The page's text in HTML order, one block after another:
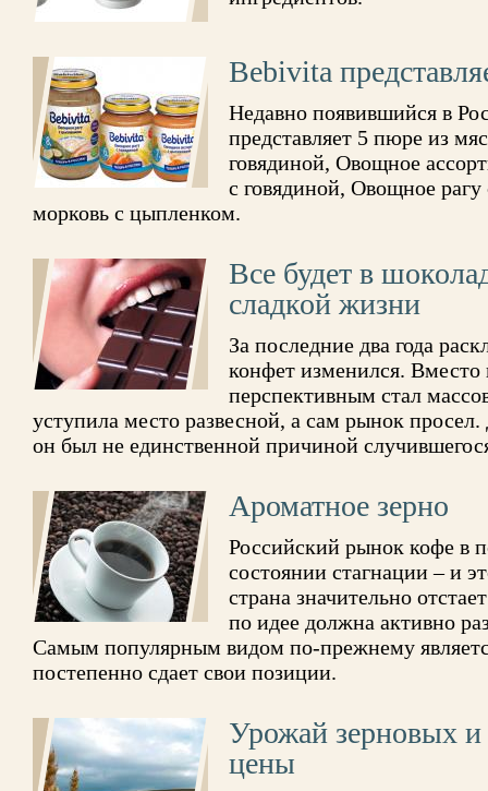
Bebivita
Недавно появившийся в
представляет 5 пюре из
говядиной, Овощное
с говядиной, Овощное
морковь с цыпленком.
Все будет в
сладкой жизни
За последние два года
конфет изменился. Вместо
перспективным стал
уступила место развесной, а сам рынок
он был не единственной причиной
Ароматное зерно
Российский рынок кофе в
состоянии стагнации – и
страна значительно
по идее должна активно
Самым популярным видом по-прежнему
постепенно сдает свои позиции.
Урожай зерновых и
цены